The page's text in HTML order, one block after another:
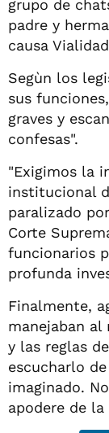
grupo de
padre y
causa
Segùn los
sus
graves y
confesas".
"Exigimos la
institucional
paralizado
Corte
funcionarios
profunda
Finalmente,
manejaban
y las reglas
escucharlo
imaginado.
apodere de la